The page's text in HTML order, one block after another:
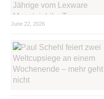
June 22, 2026